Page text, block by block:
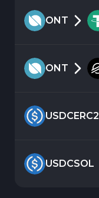
ONT
ONT
USDCSOL